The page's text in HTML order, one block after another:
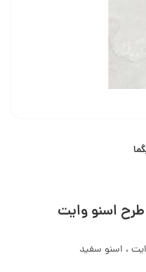
اسنو وایت
، اسنو سفید